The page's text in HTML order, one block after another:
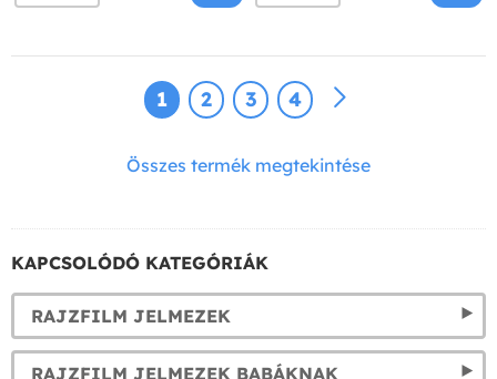
1 2 3 4
Összes termék megtekintése
KAPCSOLÓDÓ KATEGÓRIÁK
RAJZFILM JELMEZEK
RAJZFILM JELMEZEK BABÁKNAK